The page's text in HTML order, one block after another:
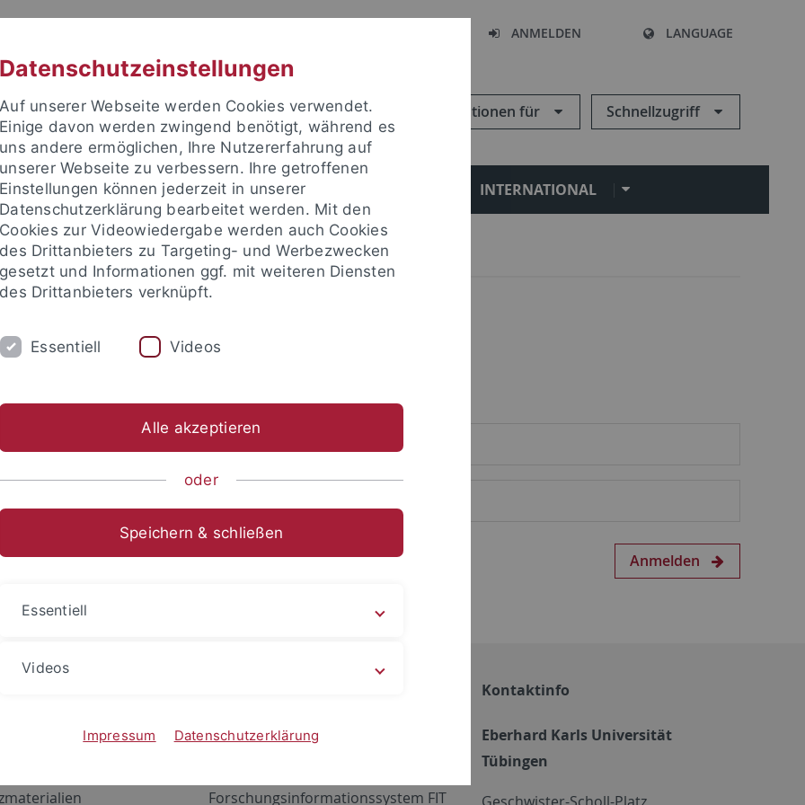
ANMELDEN LANGUAGE
Informationen für Schnellzugriff
FORSCHUNG EINRICHTUNGEN INTERNATIONAL
um sich anzumelden:
Anmelden
Netzwerk
ALMA
Forschungsinformationssystem FIT
Kontaktinfo
Eberhard Karls Universität
Tübingen
Datenschutzeinstellungen
Auf unserer Webseite werden Cookies verwendet.
Einige davon werden zwingend benötigt, während es
uns andere ermöglichen, Ihre Nutzererfahrung auf
unserer Webseite zu verbessern. Ihre getroffenen
Einstellungen können jederzeit in unserer
Datenschutzerklärung bearbeitet werden. Mit den
Cookies zur Videowiedergabe werden auch Cookies
des Drittanbieters zu Targeting- und Werbezwecken
gesetzt und Informationen ggf. mit weiteren Diensten
des Drittanbieters verknüpft.
Essentiell Videos
Alle akzeptieren
oder
Speichern & schließen
Essentiell
Videos
Impressum Datenschutzerklärung